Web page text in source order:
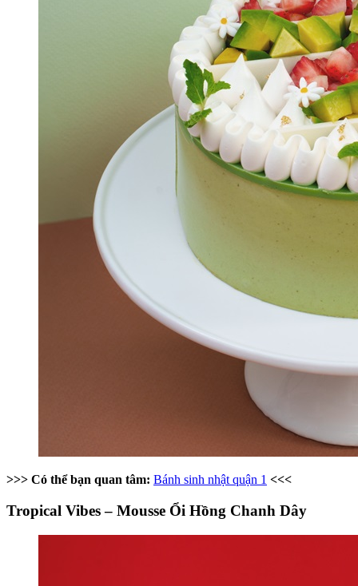
>>> Có thể bạn quan tâm: Bánh sinh nhật quận 1 <<<
Tropical Vibes – Mousse Ổi Hồng Chanh Dây